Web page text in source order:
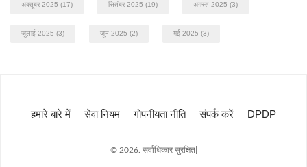
अक्तूबर 2025 (17) सितंबर 2025 (19) अगस्त 2025 (3)
जुलाई 2025 (3) जून 2025 (2) मई 2025 (3)
हमारे बारे में सेवा नियम गोपनीयता नीति संपर्क करें DPDP
© 2026. सर्वाधिकार सुरक्षित|